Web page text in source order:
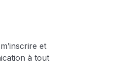
et
à tout